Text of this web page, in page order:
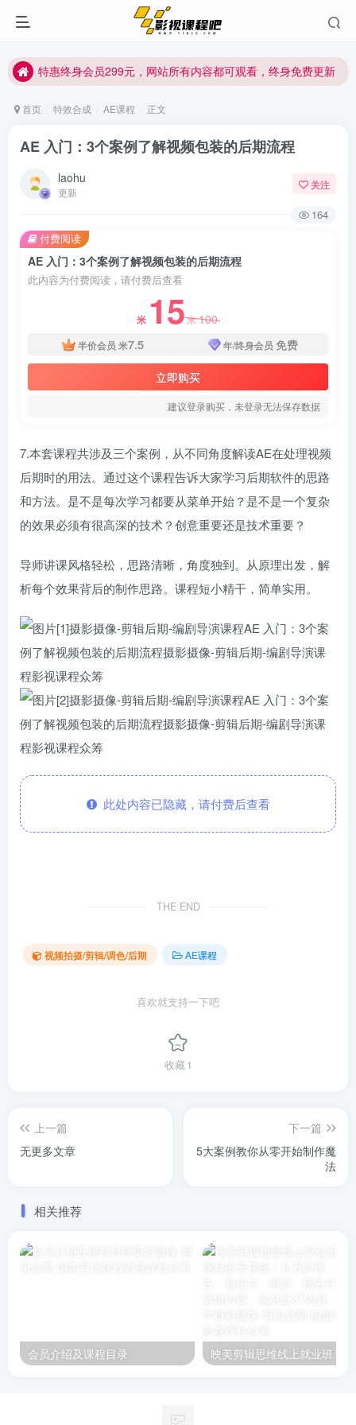
特惠终身会员299元，网站所有内容都可观看，终身免费更新
特惠终身会员299元，网站所有内容都可观看，终身免费更新
首页 特效合成 AE课程 正文
AE 入门：3个案例了解视频包装的后期流程
laohu
更新
关注
164
AE 入门：3个案例了解视频包装的后期流程
此内容为付费阅读，请付费后查看
米 15米100
半价会员 米7.5 年/终身会员 免费
立即购买
建议登录购买，未登录无法保存数据
付费阅读
7.本套课程共涉及三个案例，从不同角度解读AE在处理视频
后期时的用法。通过这个课程告诉大家学习后期软件的思路
和方法。是不是每次学习都要从菜单开始？是不是一个复杂
的效果必须有很高深的技术？创意重要还是技术重要？
导师讲课风格轻松，思路清晰，角度独到。从原理出发，解
析每个效果背后的制作思路。课程短小精干，简单实用。
此处内容已隐藏，请付费后查看
THE END
视频拍摄/剪辑/调色/后期 AE课程
喜欢就支持一下吧
收藏1
上一篇
无更多文章
下一篇
5大案例教你从零开始制作魔
法
相关推荐
会员介绍及课程目录